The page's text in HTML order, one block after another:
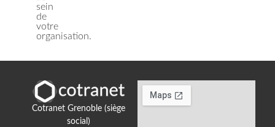
sein
de
votre
organisation.​
Cotranet Grenoble (siège
social)​